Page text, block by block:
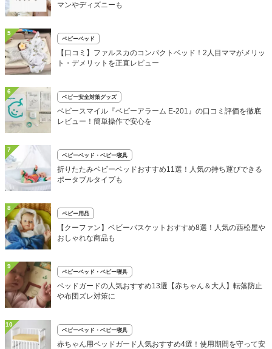
マンやディズニーも
5
ベビーベッド
【口コミ】ファルスカのコンパクトベッド！2人目ママがメリッ
ト・デメリットを正直レビュー
6
ベビー安全対策グッズ
ベビースマイル『ベビーアラーム E-201』の口コミ評価を徹底
レビュー！簡単操作で安心を
7
ベビーベッド・ベビー寝具
折りたたみベビーベッドおすすめ11選！人気の持ち運びできる
ポータブルタイプも
8
ベビー用品
【クーファン】ベビーバスケットおすすめ8選！人気の西松屋や
おしゃれな商品も
9
ベビーベッド・ベビー寝具
ベッドガードの人気おすすめ13選【赤ちゃん＆大人】転落防止
や布団ズレ対策に
10
ベビーベッド・ベビー寝具
赤ちゃん用ベッドガード人気おすすめ4選！使用期間を守って安